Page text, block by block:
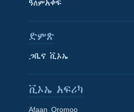
ዓለምአቀፍ
ድምጽ
ጋቢና ቪኦኤ
ቪኦኤ አፍሪካ
Afaan Oromoo